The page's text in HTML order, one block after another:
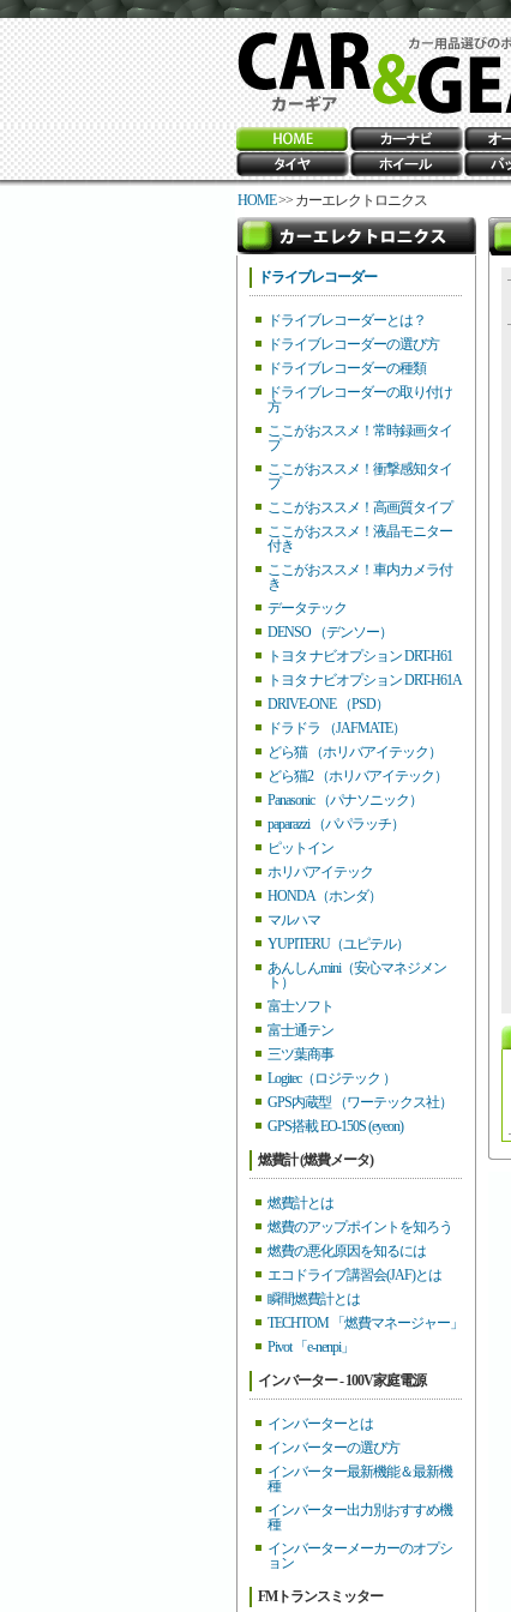
HOME>> カーエレクトロニクス
ドライブレコーダー
ドライブレコーダーとは？
ドライブレコーダーの選び方
ドライブレコーダーの種類
ドライブレコーダーの取り付け
方
ここがおススメ！常時録画タイ
プ
ここがおススメ！衝撃感知タイ
プ
ここがおススメ！高画質タイプ
ここがおススメ！液晶モニター
付き
ここがおススメ！車内カメラ付
き
データテック
DENSO （デンソー）
トヨタ ナビオプション DRT-H61
トヨタ ナビオプション DRT-H61A
DRIVE-ONE （PSD）
ドラドラ （JAFMATE）
どら猫 （ホリバアイテック）
どら猫2 （ホリバアイテック）
Panasonic （パナソニック）
paparazzi （パパラッチ）
ピットイン
ホリバアイテック
HONDA（ホンダ）
マルハマ
YUPITERU（ユピテル）
あんしんmini（安心マネジメン
ト）
富士ソフト
富士通テン
三ツ葉商事
Logitec（ロジテック ）
GPS内蔵型 （ワーテックス社）
GPS搭載 EO-150S (eyeon)
燃費計 (燃費メータ)
燃費計とは
燃費のアップポイントを知ろう
燃費の悪化原因を知るには
エコドライブ講習会(JAF)とは
瞬間燃費計とは
TECHTOM 「燃費マネージャー」
Pivot 「e-nenpi」
インバーター - 100V家庭電源
インバーターとは
インバーターの選び方
インバーター最新機能＆最新機
種
インバーター出力別おすすめ機
種
インバーターメーカーのオプシ
ョン
FMトランスミッター